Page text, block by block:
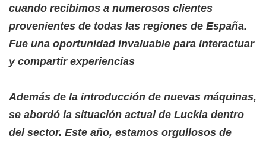
cuando recibimos a numerosos clientes
provenientes de todas las regiones de España.
Fue una oportunidad invaluable para interactuar
y compartir experiencias
Además de la introducción de nuevas máquinas,
se abordó la situación actual de Luckia dentro
del sector. Este año, estamos orgullosos de